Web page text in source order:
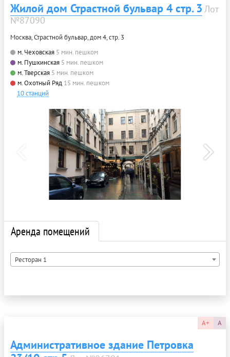
Жилой дом Страстной бульвар 4 стр. 3 Лот
№87090
Москва, Страстной бульвар, дом 4, стр. 3
м. Чеховская 5 мин. пешком
м. Пушкинская 5 мин. пешком
м. Тверская 5 мин. пешком
м. Охотный Ряд 15 мин. пешком
10 станций
Аренда помещений
Ресторан 1
A+ A
Административное здание Петровка